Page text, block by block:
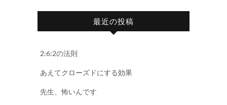
最近の投稿
2:6:2の法則
あえてクローズドにする効果
先生、怖いんです